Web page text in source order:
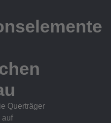
Querträger
auf